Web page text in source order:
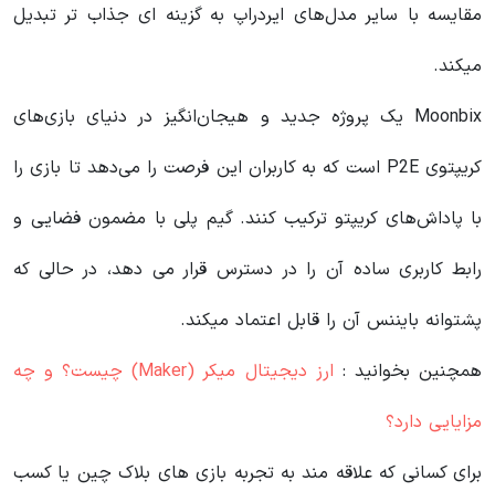
مقایسه با سایر مدل‌های ایردراپ به گزینه ای جذاب تر تبدیل
میکند.
Moonbix یک پروژه جدید و هیجان‌انگیز در دنیای بازی‌های
کریپتوی P2E است که به کاربران این فرصت را می‌دهد تا بازی‌ را
با پاداش‌های کریپتو ترکیب کنند. گیم پلی با مضمون فضایی و
رابط کاربری ساده آن را در دسترس قرار می دهد، در حالی که
پشتوانه بایننس آن را قابل اعتماد میکند.
همچنین بخوانید :
ارز دیجیتال میکر (Maker) چیست؟ و چه
مزایایی دارد؟
برای کسانی که علاقه مند به تجربه بازی های بلاک چین یا کسب